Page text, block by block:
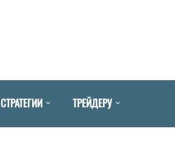
СТРАТЕГИИ ТРЕЙДЕРУ